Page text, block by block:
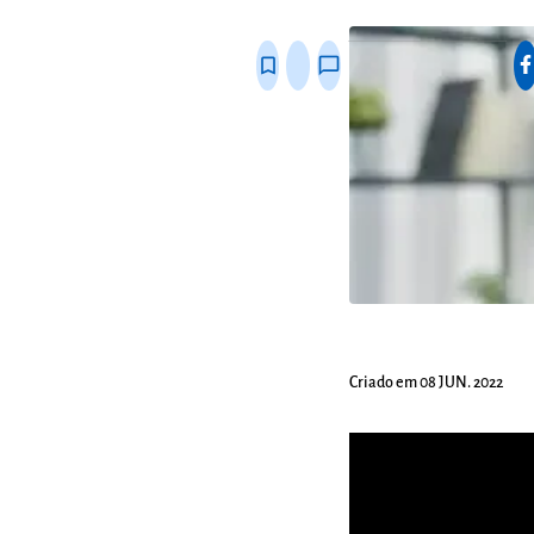
fixo
bookmark_border thumb_up_alt chat_bubble_outline
Criado em 08 JUN. 2022